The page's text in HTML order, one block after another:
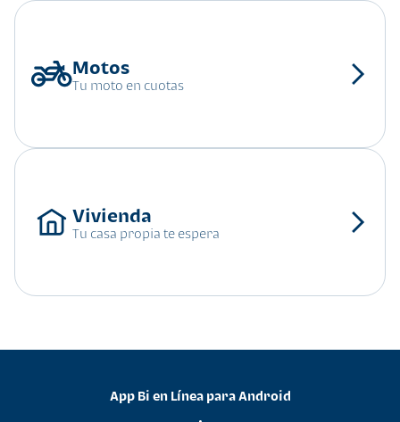
Tu moto en cuotas
Tu casa propia te espera
App Bi en Línea para Android